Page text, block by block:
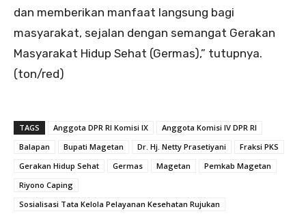
dan memberikan manfaat langsung bagi
masyarakat, sejalan dengan semangat Gerakan
Masyarakat Hidup Sehat (Germas),” tutupnya.
(ton/red)
TAGS Anggota DPR RI Komisi IX
Anggota Komisi IV DPR RI
Balapan
Bupati Magetan Dr. Hj. Netty Prasetiyani
Fraksi PKS
Gerakan Hidup Sehat
Germas Magetan
Pemkab Magetan
Riyono Caping
Sosialisasi Tata Kelola Pelayanan Kesehatan Rujukan